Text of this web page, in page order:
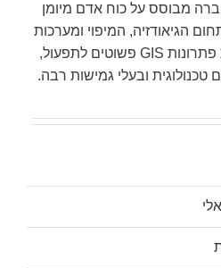
מבוסס על כוח אדם מיומן
הגיאודזיה, המיפוי ומערכות
המידע. גיאו-פוינט מספקת פתרונות GIS פשוטים לתפעול,
ובעלי גמישות רבה.